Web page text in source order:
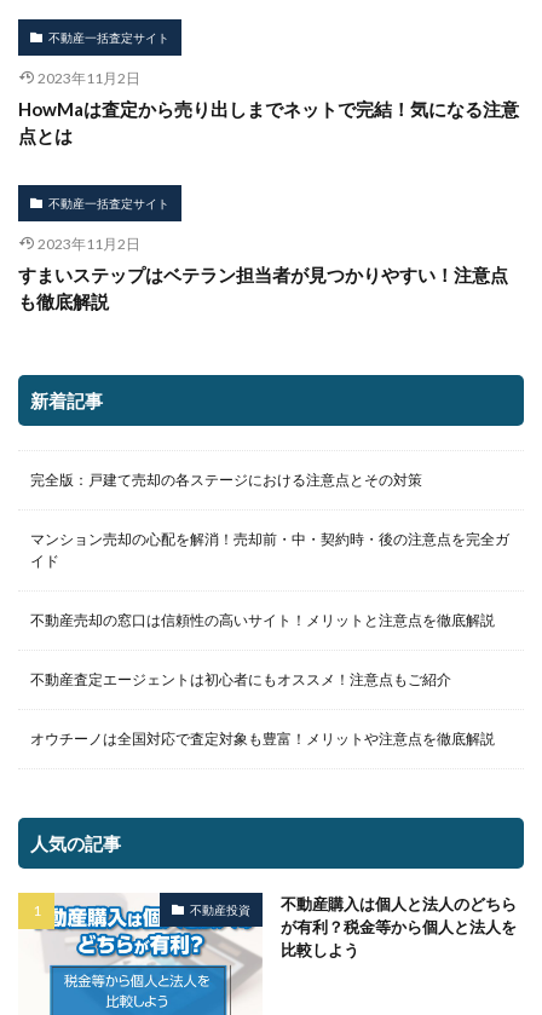
不動産一括査定サイト
2023年11月2日
HowMaは査定から売り出しまでネットで完結！気になる注意
点とは
不動産一括査定サイト
2023年11月2日
すまいステップはベテラン担当者が見つかりやすい！注意点
も徹底解説
新着記事
完全版：戸建て売却の各ステージにおける注意点とその対策
マンション売却の心配を解消！売却前・中・契約時・後の注意点を完全ガ
イド
不動産売却の窓口は信頼性の高いサイト！メリットと注意点を徹底解説
不動産査定エージェントは初心者にもオススメ！注意点もご紹介
オウチーノは全国対応で査定対象も豊富！メリットや注意点を徹底解説
人気の記事
不動産投資
不動産購入は個人と法人のどちら
が有利？税金等から個人と法人を
比較しよう